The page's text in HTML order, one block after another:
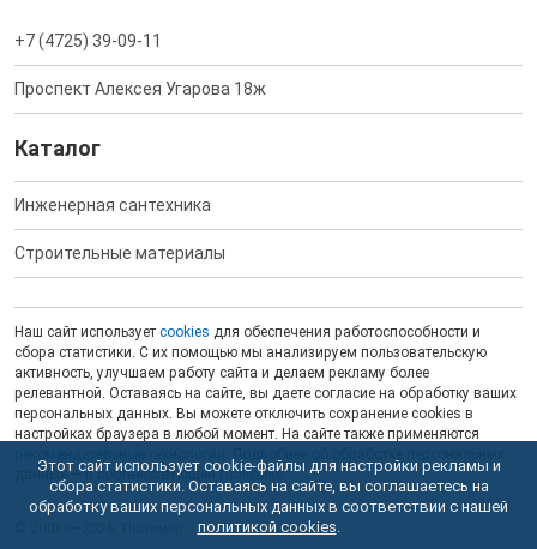
+7 (4725) 39-09-11
Проспект Алексея Угарова 18ж
Каталог
Инженерная сантехника
Строительные материалы
Наш сайт использует cookies для обеспечения работоспособности и
сбора статистики. С их помощью мы анализируем пользовательскую
активность, улучшаем работу сайта и делаем рекламу более
релевантной. Оставаясь на сайте, вы даете согласие на обработку ваших
персональных данных. Вы можете отключить сохранение cookies в
настройках браузера в любой момент. На сайте также применяются
данных — в соответствующейПолитике.
Этот сайт использует cookie-файлы для настройки рекламы и
сбора статистики. Оставаясь на сайте, вы соглашаетесь на
обработку ваших персональных данных в соответствии с нашей
политикой cookies.